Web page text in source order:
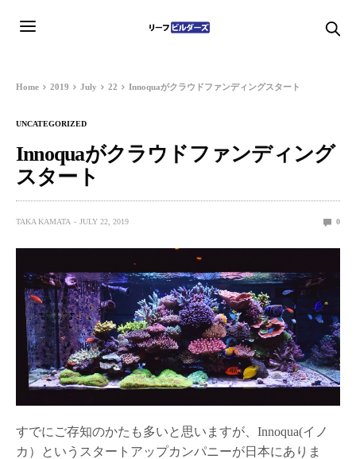
Home 2019 July 22 Innoquaがクラウドファンディングスタート
UNCATEGORIZED
Innoquaがクラウドファンディング
スタート
TAKA KAMATA JULY 22, 2019 0
すでにご存知のかたも多いと思いますが、Innoqua(イノ
カ）というスタートアップカンパニーが日本にありま